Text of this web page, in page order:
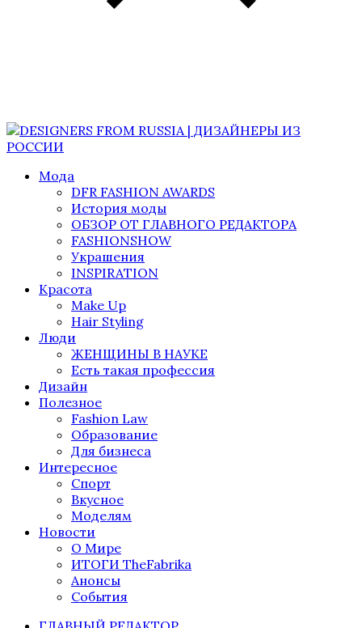
Мода
DFR FASHION AWARDS
История моды
ОБЗОР ОТ ГЛАВНОГО РЕДАКТОРА
FASHIONSHOW
Украшения
INSPIRATION
Красота
Make Up
Hair Styling
Люди
ЖЕНЩИНЫ В НАУКЕ
Есть такая профессия
Дизайн
Полезное
Fashion Law
Образование
Для бизнеса
Интересное
Спорт
Вкусное
Моделям
Новости
О Мире
ИТОГИ TheFabrika
Анонсы
События